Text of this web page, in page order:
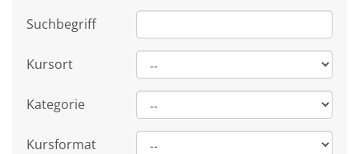
Suchbegriff
Kursort
Kategorie
Kursformat